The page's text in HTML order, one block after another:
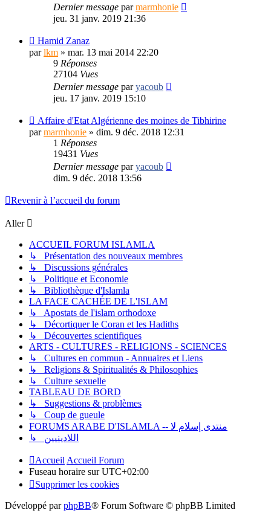
Dernier message parmarmhonie
jeu. 31 janv. 2019 21:36
Hamid Zanaz
parlkm » mar. 13 mai 2014 22:20
9 Réponses
27104 Vues
Dernier message paryacoub
jeu. 17 janv. 2019 15:10
Affaire d'Etat Algérienne des moines de Tibhirine
parmarmhonie » dim. 9 déc. 2018 12:31
1 Réponses
19431 Vues
Dernier message paryacoub
dim. 9 déc. 2018 13:56
Revenir à l’accueil du forum
Aller
ACCUEIL FORUM ISLAMLA
↳ Présentation des nouveaux membres
↳ Discussions générales
↳ Politique et Economie
↳ Bibliothèque d'Islamla
LA FACE CACHÉE DE L'ISLAM
↳ Apostats de l'islam orthodoxe
↳ Décortiquer le Coran et les Hadiths
↳ Découvertes scientifiques
ARTS - CULTURES - RELIGIONS - SCIENCES
↳ Cultures en commun - Annuaires et Liens
↳ Religions & Spiritualités & Philosophies
↳ Culture sexuelle
TABLEAU DE BORD
↳ Suggestions & problèmes
↳ Coup de gueule
FORUMS ARABE D'ISLAMLA -- منتدى إسلام لا
↳ اللادينيين
Accueil Accueil Forum
Fuseau horaire surUTC+02:00
Supprimer les cookies
Développé parphpBB® Forum Software © phpBB Limited